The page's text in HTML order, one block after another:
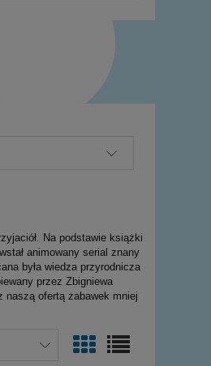
Na podstawie książki
animowany serial znany
była wiedza przyrodnicza
przez Zbigniewa
naszą ofertą zabawek mniej